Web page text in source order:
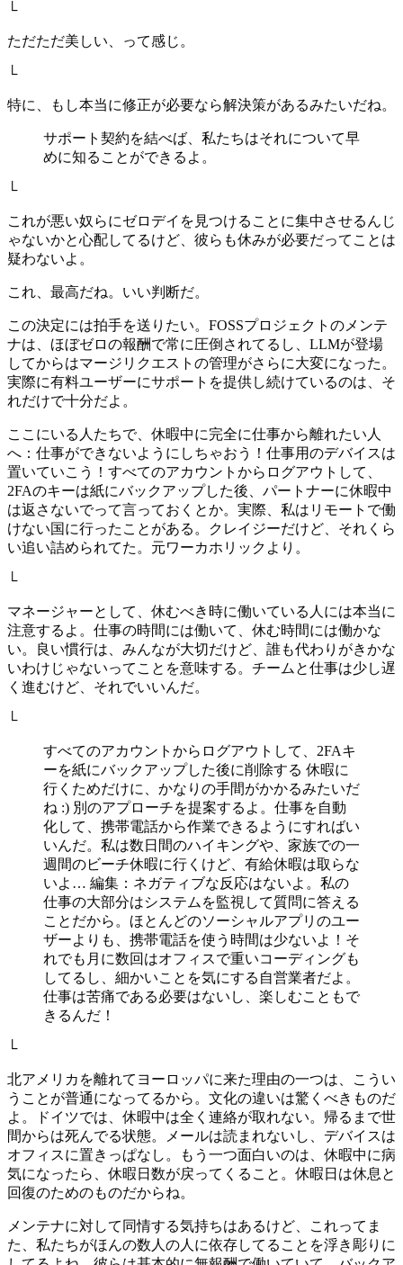
└
ただただ美しい、って感じ。
└
特に、もし本当に修正が必要なら解決策があるみたいだね。
サポート契約を結べば、私たちはそれについて早
めに知ることができるよ。
└
これが悪い奴らにゼロデイを見つけることに集中させるんじ
ゃないかと心配してるけど、彼らも休みが必要だってことは
疑わないよ。
これ、最高だね。いい判断だ。
この決定には拍手を送りたい。FOSSプロジェクトのメンテ
ナは、ほぼゼロの報酬で常に圧倒されてるし、LLMが登場
してからはマージリクエストの管理がさらに大変になった。
実際に有料ユーザーにサポートを提供し続けているのは、そ
れだけで十分だよ。
ここにいる人たちで、休暇中に完全に仕事から離れたい人
へ：仕事ができないようにしちゃおう！仕事用のデバイスは
置いていこう！すべてのアカウントからログアウトして、
2FAのキーは紙にバックアップした後、パートナーに休暇中
は返さないでって言っておくとか。実際、私はリモートで働
けない国に行ったことがある。クレイジーだけど、それくら
い追い詰められてた。元ワーカホリックより。
└
マネージャーとして、休むべき時に働いている人には本当に
注意するよ。仕事の時間には働いて、休む時間には働かな
い。良い慣行は、みんなが大切だけど、誰も代わりがきかな
いわけじゃないってことを意味する。チームと仕事は少し遅
く進むけど、それでいいんだ。
└
すべてのアカウントからログアウトして、2FAキ
ーを紙にバックアップした後に削除する 休暇に
行くためだけに、かなりの手間がかかるみたいだ
ね :) 別のアプローチを提案するよ。仕事を自動
化して、携帯電話から作業できるようにすればい
いんだ。私は数日間のハイキングや、家族での一
週間のビーチ休暇に行くけど、有給休暇は取らな
いよ… 編集：ネガティブな反応はないよ。私の
仕事の大部分はシステムを監視して質問に答える
ことだから。ほとんどのソーシャルアプリのユー
ザーよりも、携帯電話を使う時間は少ないよ！そ
れでも月に数回はオフィスで重いコーディングも
してるし、細かいことを気にする自営業者だよ。
仕事は苦痛である必要はないし、楽しむこともで
きるんだ！
└
北アメリカを離れてヨーロッパに来た理由の一つは、こうい
うことが普通になってるから。文化の違いは驚くべきものだ
よ。ドイツでは、休暇中は全く連絡が取れない。帰るまで世
間からは死んでる状態。メールは読まれないし、デバイスは
オフィスに置きっぱなし。もう一つ面白いのは、休暇中に病
気になったら、休暇日数が戻ってくること。休暇日は休息と
回復のためのものだからね。
メンテナに対して同情する気持ちはあるけど、これってま
た、私たちがほんの数人の人に依存してることを浮き彫りに